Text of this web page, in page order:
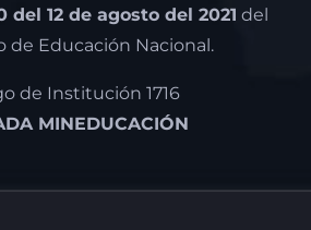
del 12 de agosto del 2021 del
de Educación Nacional.
de Institución 1716
MINEDUCACIÓN